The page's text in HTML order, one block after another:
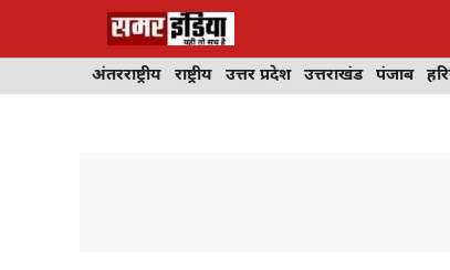
अंतरराष्ट्रीय राष्ट्रीय उत्तर प्रदेश उत्तराखंड पंजाब